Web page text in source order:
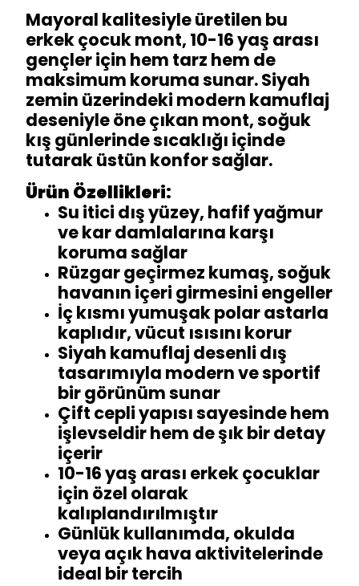
Mayoral kalitesiyle üretilen bu
erkek çocuk mont, 10-16 yaş arası
gençler için hem tarz hem de
maksimum koruma sunar. Siyah
zemin üzerindeki modern kamuflaj
deseniyle öne çıkan mont, soğuk
kış günlerinde sıcaklığı içinde
tutarak üstün konfor sağlar.
Ürün Özellikleri:
Su itici dış yüzey, hafif yağmur
ve kar damlalarına karşı
koruma sağlar
Rüzgar geçirmez kumaş, soğuk
havanın içeri girmesini engeller
İç kısmı yumuşak polar astarla
kaplıdır, vücut ısısını korur
Siyah kamuflaj desenli dış
tasarımıyla modern ve sportif
bir görünüm sunar
Çift cepli yapısı sayesinde hem
işlevseldir hem de şık bir detay
içerir
10-16 yaş arası erkek çocuklar
için özel olarak
kalıplandırılmıştır
Günlük kullanımda, okulda
veya açık hava aktivitelerinde
ideal bir tercih